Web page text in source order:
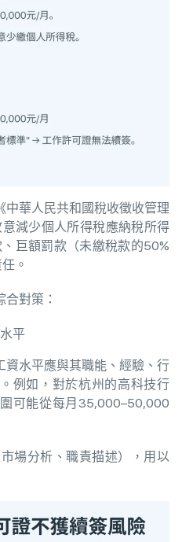
中華人民共和國稅收徵收管理
減少個人所得稅應納稅所得
巨額罰款（未繳稅款的50%
。
對策：
平
資水平應與其職能、經驗、行
例如，對於杭州的高科技行
可能從每月35,000–50,000
場分析、職責描述），用以